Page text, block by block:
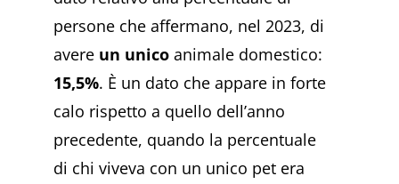
persone che affermano, nel 2023, di
avere un unico animale domestico:
15,5%. È un dato che appare in forte
calo rispetto a quello dell’anno
precedente, quando la percentuale
di chi viveva con un unico pet era